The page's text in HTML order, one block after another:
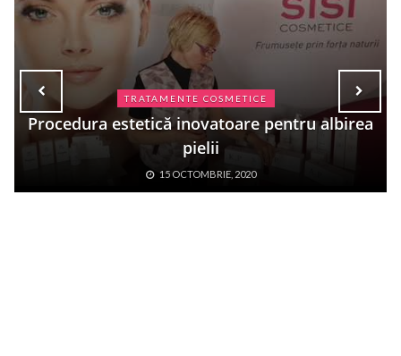
TRATAMENTE COSMETICE
Procedura estetică inovatoare pentru albirea
pielii
15 OCTOMBRIE, 2020